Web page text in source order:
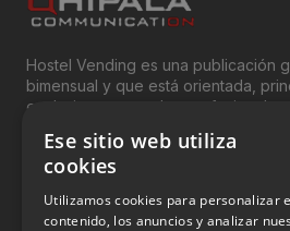
Hostel Vending es una publicación
bimensual y que está orientada,
exclusivamente, a los
del “Vending”; nombre con el que
genéricamente entre profesionales
productos y servicios a través de
INFORMACIÓN LEGAL
Ese sitio web utiliza
cookies
Utilizamos cookies para personalizar
contenido, los anuncios y analizar